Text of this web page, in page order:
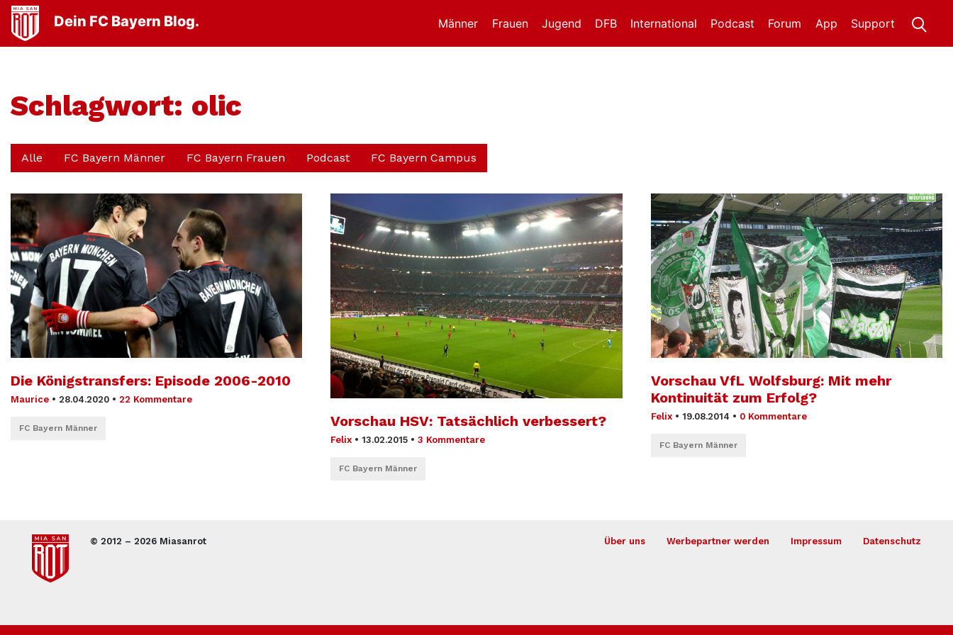
Dein FC Bayern Blog. Männer Frauen Jugend DFB International Support
App
Forum
Podcast
Schlagwort: olic
Alle FC Bayern Männer FC Bayern Frauen Podcast FC Bayern Campus
Die Königstransfers: Episode 2006-2010
Maurice • 28.04.2020 • 22 Kommentare
FC Bayern Männer Vorschau HSV: Tatsächlich verbessert?
Felix • 13.02.2015 • 3 Kommentare
FC Bayern Männer
Vorschau VfL Wolfsburg: Mit mehr
Kontinuität zum Erfolg?
Felix • 19.08.2014 • 0 Kommentare
FC Bayern Männer
© 2012 – 2026 Miasanrot Über uns Werbepartner werden Impressum Datenschutz